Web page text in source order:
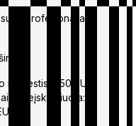
neprofesionalia
mokestis: 1,50 EUR,
neįskaičiuota: